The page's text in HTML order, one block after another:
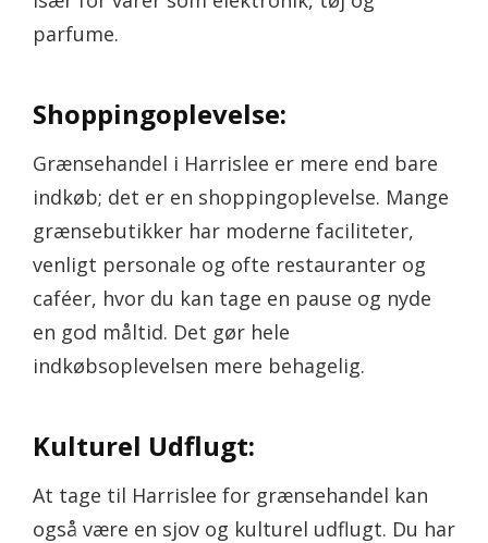
parfume.
Shoppingoplevelse:
Grænsehandel i Harrislee er mere end bare
indkøb; det er en shoppingoplevelse. Mange
grænsebutikker har moderne faciliteter,
venligt personale og ofte restauranter og
caféer, hvor du kan tage en pause og nyde
en god måltid. Det gør hele
indkøbsoplevelsen mere behagelig.
Kulturel Udflugt:
At tage til Harrislee for grænsehandel kan
også være en sjov og kulturel udflugt. Du har